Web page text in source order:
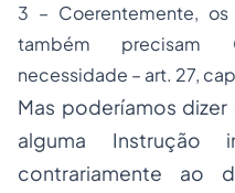
3 – Coerentemente,
também precisam
necessidade – art. 27,
Mas poderíamos
alguma Instrução
contrariamente ao